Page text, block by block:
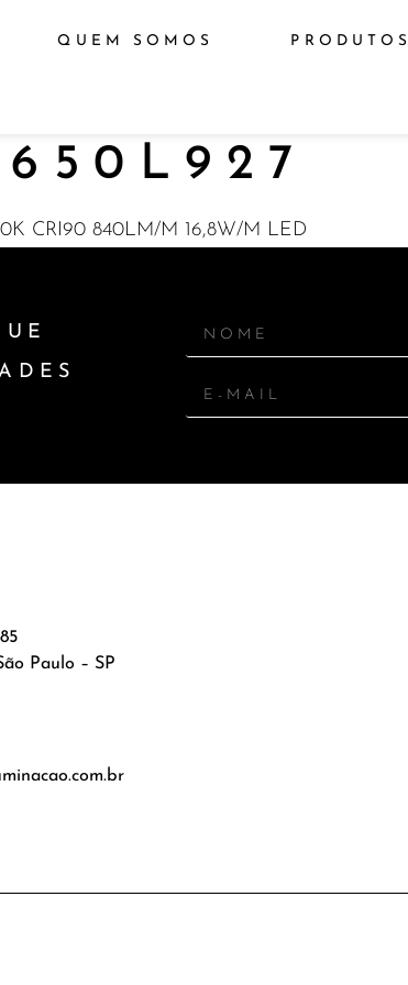
QUEM SOMOS PRODUTOS
CRI90 840LM/M 16,8W/M LED
Paulo – SP